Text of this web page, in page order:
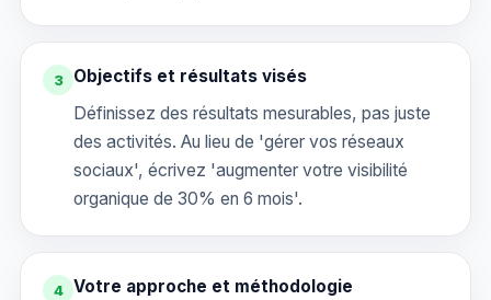
3
Objectifs et résultats visés
Définissez des résultats mesurables, pas juste
des activités. Au lieu de 'gérer vos réseaux
sociaux', écrivez 'augmenter votre visibilité
organique de 30% en 6 mois'.
4 Votre approche et méthodologie